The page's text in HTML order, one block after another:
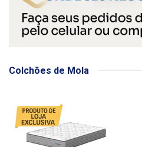
Colchões de Mola